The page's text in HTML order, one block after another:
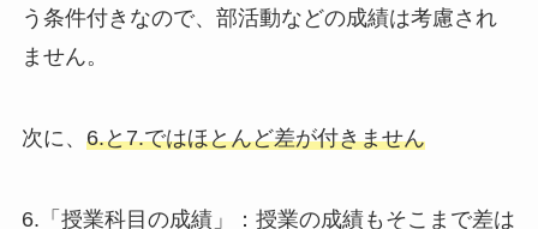
う条件付きなので、部活動などの成績は考慮され
ません。
次に、 6.と7.ではほとんど差が付きません
6.「授業科目の成績」：授業の成績もそこまで差は